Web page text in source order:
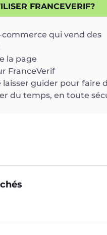
FRANCEVERIF?
commerce qui vend des
la page
FranceVerif
laisser guider pour faire
du temps, en toute